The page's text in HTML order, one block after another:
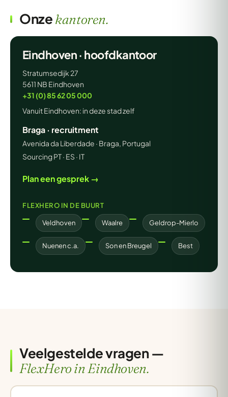
Onzekantoren.
Eindhoven · hoofdkantoor
Stratumsedijk 27
5611 NB Eindhoven
+31 (0) 85 62 05 000
Vanuit Eindhoven: in deze stad zelf
Braga · recruitment
Avenida da Liberdade · Braga, Portugal
Sourcing PT · ES · IT
Plan een gesprek →
FLEXHERO IN DE BUURT
Veldhoven Waalre Geldrop-Mierlo
Nuenen c.a. Son en Breugel Best
Veelgestelde vragen —
FlexHero in Eindhoven.